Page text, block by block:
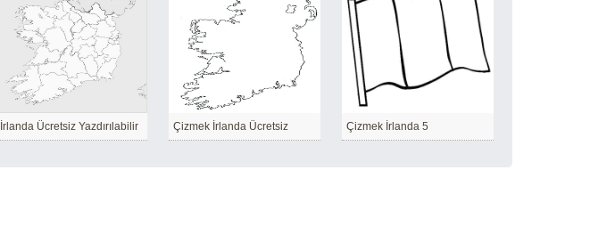
İrlanda Ücretsiz Yazdırılabilir Çizmek İrlanda Ücretsiz Çizmek İrlanda 5